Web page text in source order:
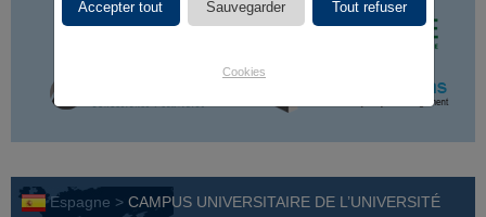
Cookies
Espagne > CAMPUS UNIVERSITAIRE DE L’UNIVERSITÉ